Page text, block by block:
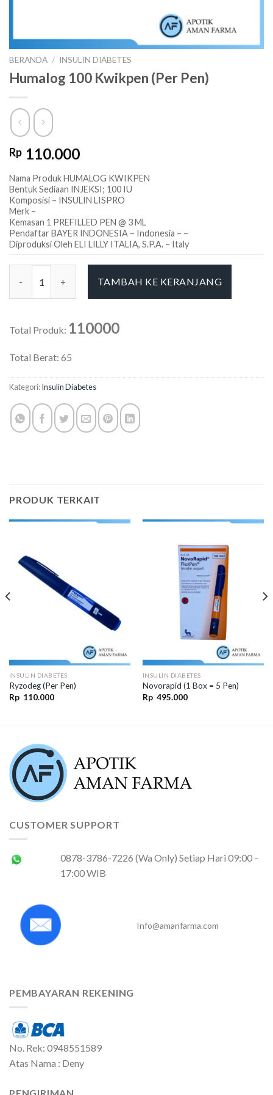
BERANDA / INSULIN DIABETES
Humalog 100 Kwikpen (Per Pen)
Rp 110.000
Nama Produk HUMALOG KWIKPEN
Bentuk Sediaan INJEKSI; 100 IU
Komposisi – INSULIN LISPRO
Merk –
Kemasan 1 PREFILLED PEN @ 3 ML
Pendaftar BAYER INDONESIA – Indonesia – –
Diproduksi Oleh ELI LILLY ITALIA, S.P.A. – Italy
TAMBAH KE KERANJANG
Total Produk: 110000
Total Berat: 65
Kategori:Insulin Diabetes
PRODUK TERKAIT
INSULIN DIABETES
Ryzodeg (Per Pen)
Rp 110.000
INSULIN DIABETES
Novorapid (1 Box = 5 Pen)
Rp 495.000
CUSTOMER SUPPORT
0878-3786-7226 (Wa Only) Setiap Hari 09:00 –
17:00 WIB
Info@amanfarma.com
PEMBAYARAN REKENING
No. Rek: 0948551589
Atas Nama : Deny